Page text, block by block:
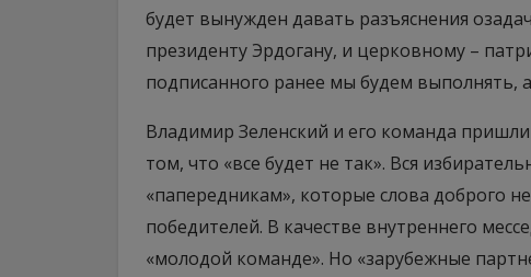
будет вынужден давать разъяснения
президенту Эрдогану, и церковному –
подписанного ранее мы будем выполнять,
Владимир Зеленский и его команда
том, что «все будет не так». Вся
«папередникам», которые слова доброго
победителей. В качестве внутреннего
«молодой команде». Но «зарубежные